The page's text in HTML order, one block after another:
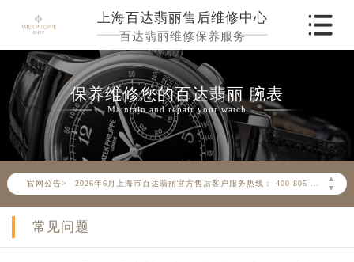
上海百达翡丽售后维修中心
百达翡丽维修保养服务
保养维修您的百达翡丽 腕表
Maintain and repair your watch
官网公告>
▲
▼
2026年6月百达翡丽上海市售后服务网络优化升级公告
常见问题